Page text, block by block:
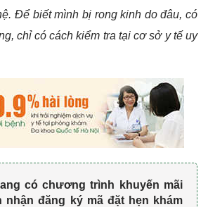
Để biết mình bị rong kinh do đâu, có
chỉ có cách kiểm tra tại cơ sở y tế uy
có chương trình khuyến mãi
nhận đăng ký mã đặt hẹn khám